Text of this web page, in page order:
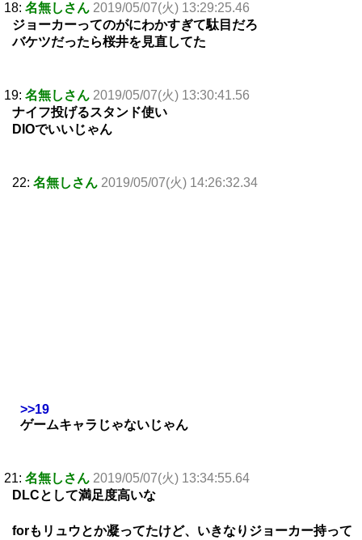
18: 名無しさん 2019/05/07(火) 13:29:25.46
ジョーカーってのがにわかすぎて駄目だろ
バケツだったら桜井を見直してた
19: 名無しさん 2019/05/07(火) 13:30:41.56
ナイフ投げるスタンド使い
DIOでいいじゃん
22: 名無しさん 2019/05/07(火) 14:26:32.34
>>19
ゲームキャラじゃないじゃん
21: 名無しさん 2019/05/07(火) 13:34:55.64
DLCとして満足度高いな
forもリュウとか凝ってたけど、いきなりジョーカー持って